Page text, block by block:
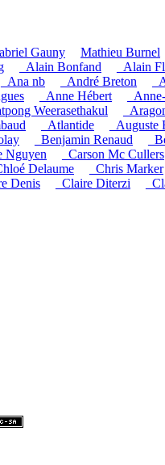
Gauny Mathieu Burnel
_Alain Bonfand _Alain
_Ana nb _André Breton
_Anne Hébert
Weerasethakul
_Atlantide _Auguste
_Benjamin Renaud
Nguyen _Carson Mc Cullers
Delaume _Chris Marker
Denis _Claire Diterzi